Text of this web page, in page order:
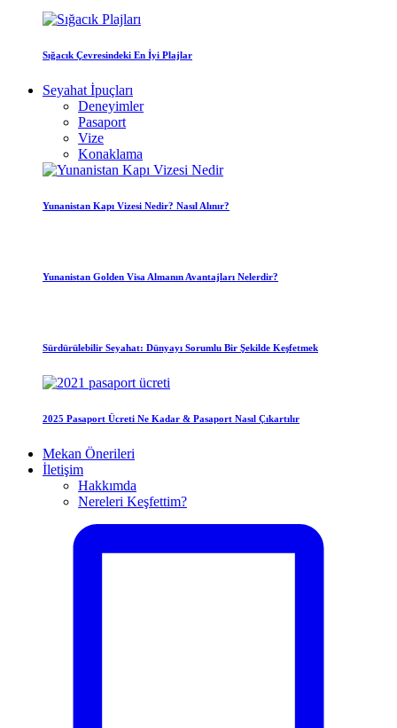
Sığacık Çevresindeki En İyi Plajlar
Seyahat İpuçları
Deneyimler
Pasaport
Vize
Konaklama
Yunanistan Kapı Vizesi Nedir? Nasıl Alınır?
Yunanistan Golden Visa Almanın Avantajları Nelerdir?
Sürdürülebilir Seyahat: Dünyayı Sorumlu Bir Şekilde Keşfetmek
2025 Pasaport Ücreti Ne Kadar & Pasaport Nasıl Çıkartılır
Mekan Önerileri
İletişim
Hakkımda
Nereleri Keşfettim?